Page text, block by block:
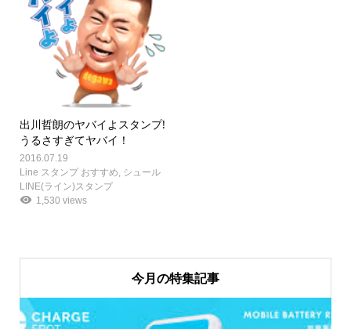
出川哲朗のヤバイよスタンプ!
うるさすぎてヤバイ！
2016.07.19
Line スタンプ おすすめ シュール
LINE(ライン)スタンプ
1,530 views
今月の特集記事